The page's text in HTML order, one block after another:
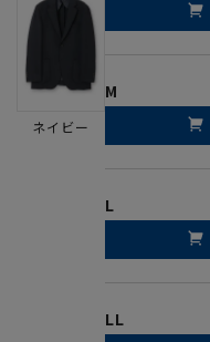
ネイビー
M
L
LL